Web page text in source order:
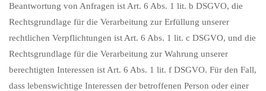
Beantwortung von Anfragen ist Art. 6 Abs. 1 lit. b DSGVO, die
Rechtsgrundlage für die Verarbeitung zur Erfüllung unserer
rechtlichen Verpflichtungen ist Art. 6 Abs. 1 lit. c DSGVO, und die
Rechtsgrundlage für die Verarbeitung zur Wahrung unserer
berechtigten Interessen ist Art. 6 Abs. 1 lit. f DSGVO. Für den Fall,
dass lebenswichtige Interessen der betroffenen Person oder einer